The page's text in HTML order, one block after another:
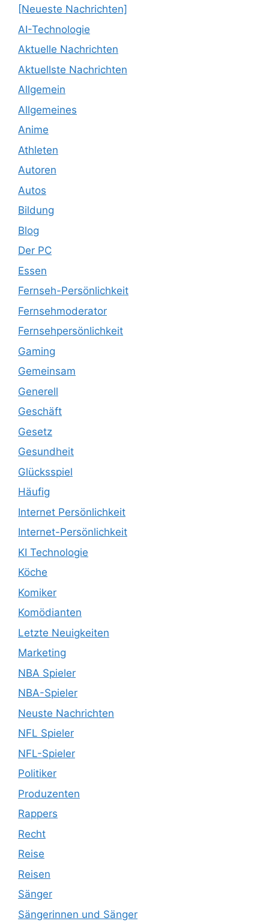
[Neueste Nachrichten]
AI-Technologie
Aktuelle Nachrichten
Aktuellste Nachrichten
Allgemein
Allgemeines
Anime
Athleten
Autoren
Autos
Bildung
Blog
Der PC
Essen
Fernseh-Persönlichkeit
Fernsehmoderator
Fernsehpersönlichkeit
Gaming
Gemeinsam
Generell
Geschäft
Gesetz
Gesundheit
Glücksspiel
Häufig
Internet Persönlichkeit
Internet-Persönlichkeit
KI Technologie
Köche
Komiker
Komödianten
Letzte Neuigkeiten
Marketing
NBA Spieler
NBA-Spieler
Neuste Nachrichten
NFL Spieler
NFL-Spieler
Politiker
Produzenten
Rappers
Recht
Reise
Reisen
Sänger
Sängerinnen und Sänger